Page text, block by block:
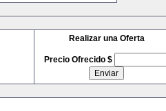
Realizar una Oferta
Precio Ofrecido $